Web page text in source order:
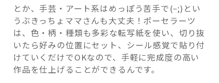
とか、手芸・アート系はめっぽう苦手で( ;)とい
うぶきっちょママさんも大丈夫！ポーセラーツ
は、色・柄・種類も多彩な転写紙を使い、切り抜
いたら好みの位置にセット、シール感覚で貼り付
けていくだけでOKなので、手軽に完成度の高い
作品を仕上げることができるんです。